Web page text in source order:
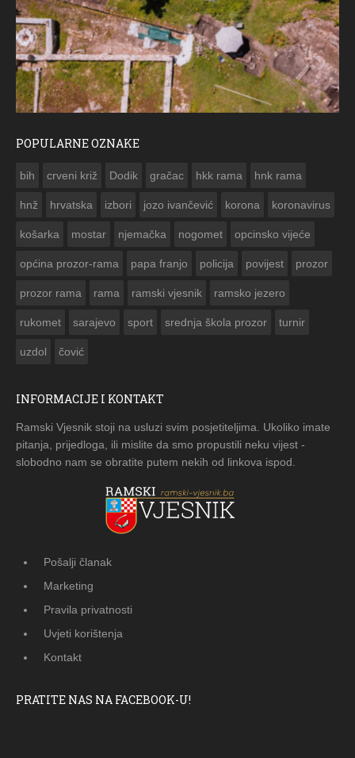
POPULARNE OZNAKE
bih crveni križ Dodik gračac hkk rama hnk rama
hnž hrvatska izbori jozo ivančević korona koronavirus
košarka mostar njemačka nogomet opcinsko vijeće
općina prozor-rama papa franjo policija povijest prozor
prozor rama rama ramski vjesnik ramsko jezero
rukomet sarajevo sport srednja škola prozor turnir
uzdol čović
INFORMACIJE I KONTAKT
Ramski Vjesnik stoji na usluzi svim posjetiteljima. Ukoliko imate
pitanja, prijedloga, ili mislite da smo propustili neku vijest -
slobodno nam se obratite putem nekih od linkova ispod.
Pošalji članak
Marketing
Pravila privatnosti
Uvjeti korištenja
Kontakt
PRATITE NAS NA FACEBOOK-U!